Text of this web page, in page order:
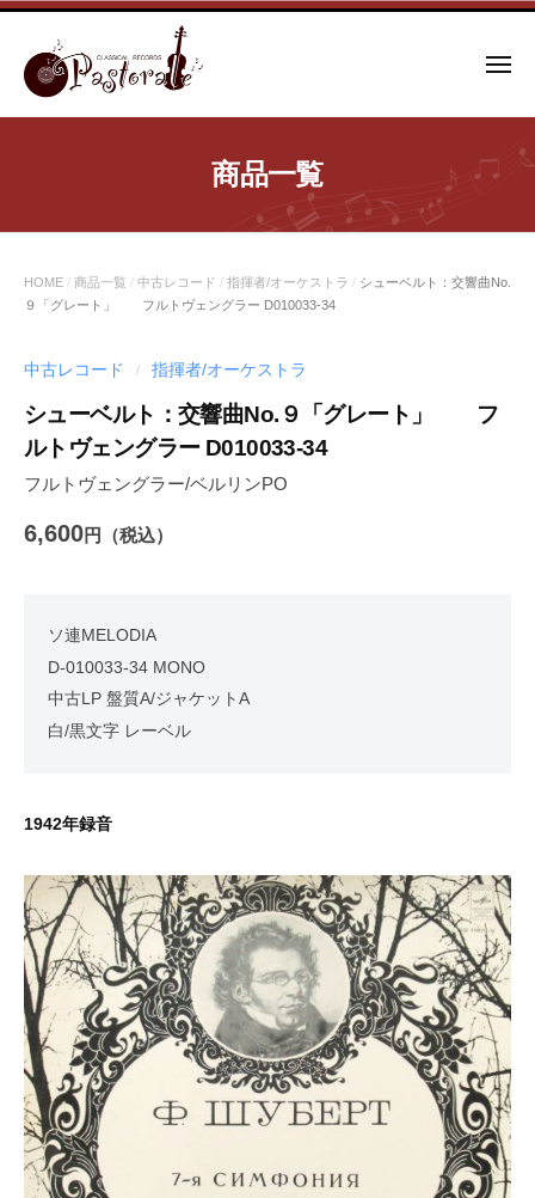
コ
メ
ー
商品一覧
HOME / 商品一覧 / 中古レコード / 指揮者/オーケストラ / シューベルト：交響曲No.
９「グレート」 フルトヴェングラー D010033-34
中古レコード / 指揮者/オーケストラ
シューベルト：交響曲No.９「グレート」 フ
ルトヴェングラー D010033-34
フルトヴェングラー/ベルリンPO
6,600円（税込）
ソ連MELODIA
D-010033-34 MONO
中古LP 盤質A/ジャケットA
白/黒文字 レーベル
1942年録音